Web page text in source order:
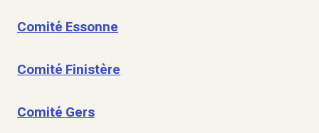
Comité Essonne
Comité Finistère
Comité Gers